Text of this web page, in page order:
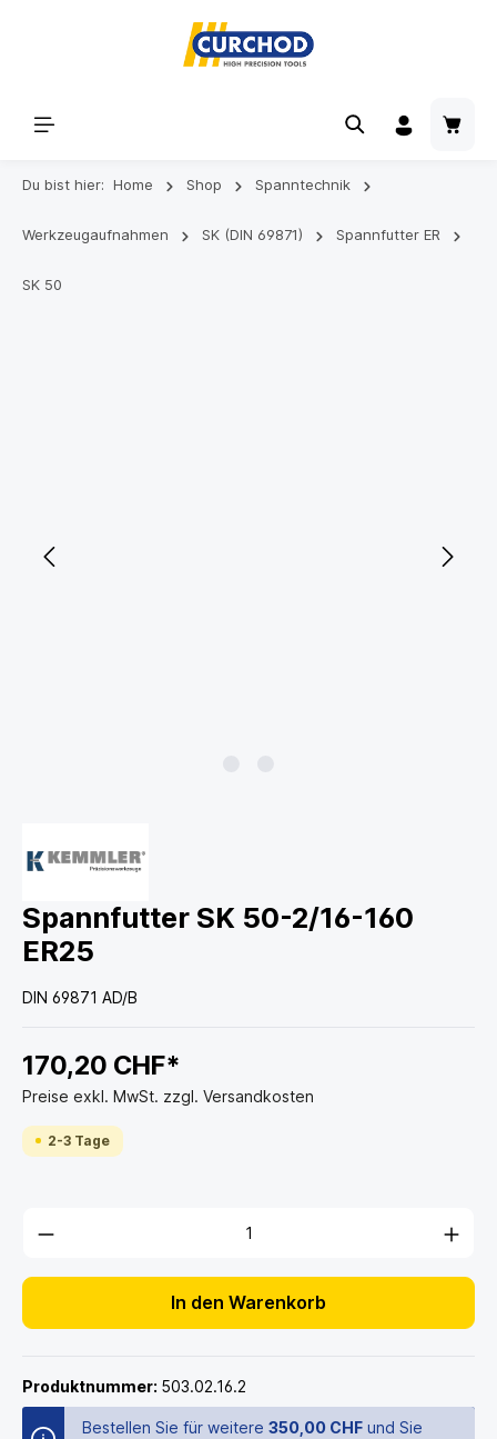
Du bist hier: Home Shop Spanntechnik
Werkzeugaufnahmen SK (DIN 69871) Spannfutter ER
SK 50
Spannfutter SK 50-2/16-160
ER25
DIN 69871 AD/B
170,20 CHF*
Preise exkl. MwSt. zzgl. Versandkosten
2-3 Tage
In den Warenkorb
Produktnummer: 503.02.16.2
Bestellen Sie für weitere 350,00 CHF und Sie